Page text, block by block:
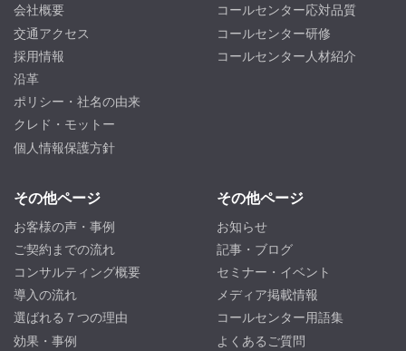
会社概要
交通アクセス
採用情報
沿革
ポリシー・社名の由来
クレド・モットー
個人情報保護方針
コールセンター応対品質
コールセンター研修
コールセンター人材紹介
その他ページ
お客様の声・事例
ご契約までの流れ
コンサルティング概要
導入の流れ
選ばれる７つの理由
効果・事例
その他ページ
お知らせ
記事・ブログ
セミナー・イベント
メディア掲載情報
コールセンター用語集
よくあるご質問